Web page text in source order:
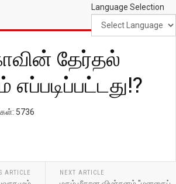
Language Selection
தேர்தல்
5736
ARTICLE NEXT ARTICLE